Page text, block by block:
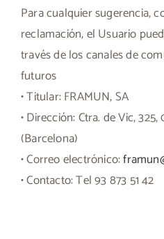
Para cualquier sugerencia,
reclamación, el Usuario
través de los canales de
futuros
• Titular: FRAMUN, SA
• Dirección: Ctra. de Vic,
(Barcelona)
• Correo electrónico:
• Contacto: Tel 93 873 51 42